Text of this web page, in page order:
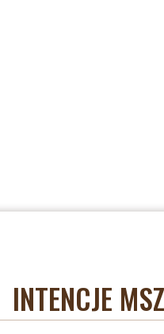
INTENCJE